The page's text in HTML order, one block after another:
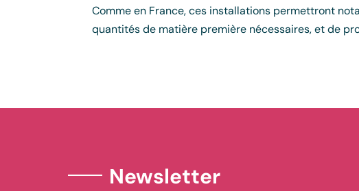
Comme en France, ces installations permettront
quantités de matière première nécessaires, et de
Newsletter